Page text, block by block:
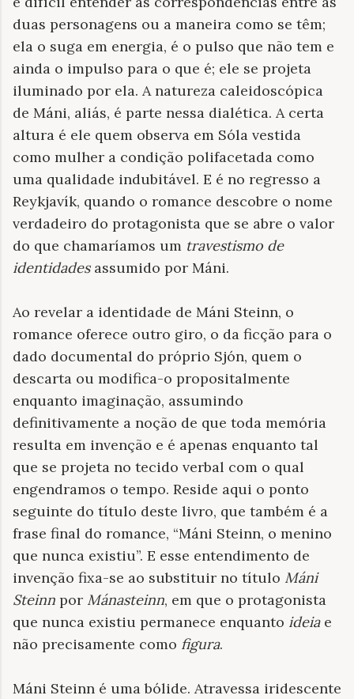
duas personagens ou a maneira como se têm;
ela o suga em energia, é o pulso que não tem e
ainda o impulso para o que é; ele se projeta
iluminado por ela. A natureza caleidoscópica
de Máni, aliás, é parte nessa dialética. A certa
altura é ele quem observa em Sóla vestida
como mulher a condição polifacetada como
uma qualidade indubitável. E é no regresso a
Reykjavík, quando o romance descobre o nome
verdadeiro do protagonista que se abre o valor
do que chamaríamos um travestismo de
identidadesassumido por Máni.
Ao revelar a identidade de Máni Steinn, o
romance oferece outro giro, o da ficção para o
dado documental do próprio Sjón, quem o
descarta ou modifica-o propositalmente
enquanto imaginação, assumindo
definitivamente a noção de que toda memória
resulta em invenção e é apenas enquanto tal
que se projeta no tecido verbal com o qual
engendramos o tempo. Reside aqui o ponto
seguinte do título deste livro, que também é a
frase final do romance, “Máni Steinn, o menino
que nunca existiu”. E esse entendimento de
invenção fixa-se ao substituir no título Máni
Steinn por Mánasteinn, em que o protagonista
que nunca existiu permanece enquanto ideiae
não precisamente como figura.
Máni Steinn é uma bólide. Atravessa iridescente